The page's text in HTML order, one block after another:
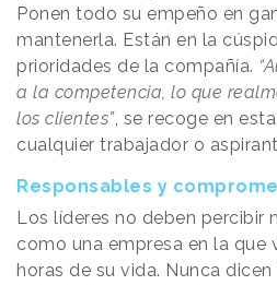
Ponen todo su empeño en
mantenerla. Están en la
prioridades de la compañía.
a la competencia, lo que
los clientes”, se recoge en
cualquier trabajador o
Responsables y
Los líderes no deben percibir
como una empresa en la que
horas de su vida. Nunca dicen